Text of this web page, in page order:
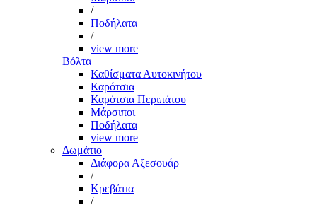
/
Ποδήλατα
/
view more
Βόλτα
Καθίσματα Αυτοκινήτου
Καρότσια
Καρότσια Περιπάτου
Μάρσιποι
Ποδήλατα
view more
Δωμάτιο
Διάφορα Αξεσουάρ
/
Κρεβάτια
/